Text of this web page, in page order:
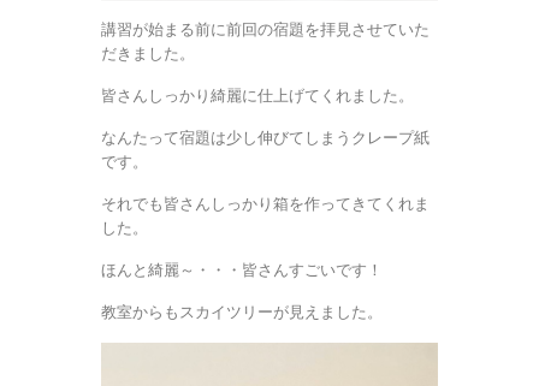
講習が始まる前に前回の宿題を拝見させていた
だきました。
皆さんしっかり綺麗に仕上げてくれました。
なんたって宿題は少し伸びてしまうクレープ紙
です。
それでも皆さんしっかり箱を作ってきてくれま
した。
ほんと綺麗～・・・皆さんすごいです！
教室からもスカイツリーが見えました。